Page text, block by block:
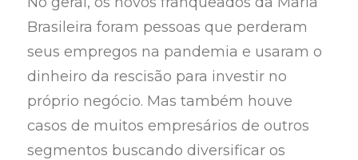
Brasileira foram pessoas que perderam
seus empregos na pandemia e usaram o
dinheiro da rescisão para investir no
próprio negócio. Mas também houve
casos de muitos empresários de outros
segmentos buscando diversificar os